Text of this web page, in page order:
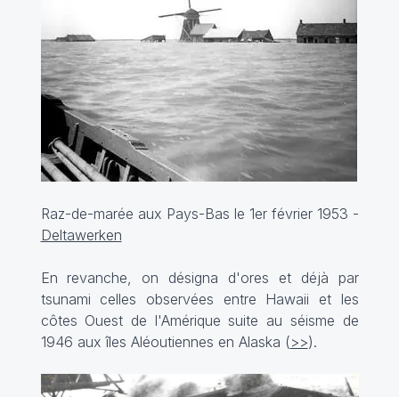
Raz-de-marée aux Pays-Bas le 1er février 1953 -
Deltawerken
En revanche, on désigna d'ores et déjà par
tsunami celles observées entre Hawaii et les
côtes Ouest de l'Amérique suite au séisme de
1946 aux îles Aléoutiennes en Alaska (>>).